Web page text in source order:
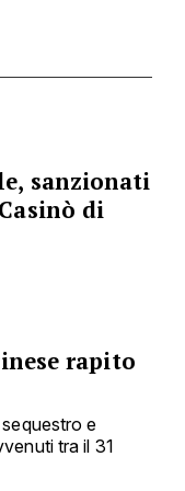
sanzionati
di
rapito
e
tra il 31